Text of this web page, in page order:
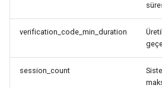
verification_code_min_duration
session_count